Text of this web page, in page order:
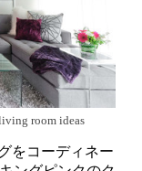
room ideas
をコーディネー